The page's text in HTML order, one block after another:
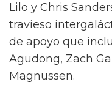
Lilo y Chris
travieso
de apoyo que
Agudong, Zach
Magnussen.